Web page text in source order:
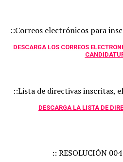
::Correos electrónicos para
DESCARGA LOS CORREOS
::Lista de directivas inscritas,
DESCARGA LA LISTA DE
:: RESOLUCIÓN